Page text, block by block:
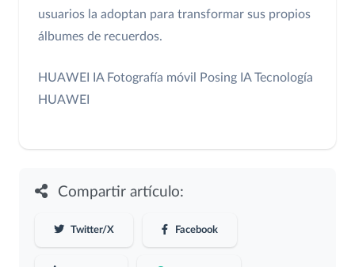
usuarios la adoptan para transformar sus propios
álbumes de recuerdos.
HUAWEI IA Fotografía móvil Posing IA Tecnología
HUAWEI
Compartir artículo:
Twitter/X Facebook